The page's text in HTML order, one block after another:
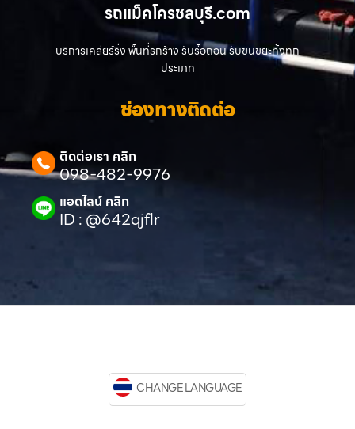
รถแม็คโครชลบุรี.com
บริการเคลียร์ริ่ง พื้นที่รกร้าง รับรื้อถอน รับขนขยะทิ้งทุก
ประเภท
ช่องทางติดต่อ
ติดต่อเรา คลิก
098-482-9976
แอดไลน์ คลิก
ID : @642qjflr
CHANGE LANGUAGE